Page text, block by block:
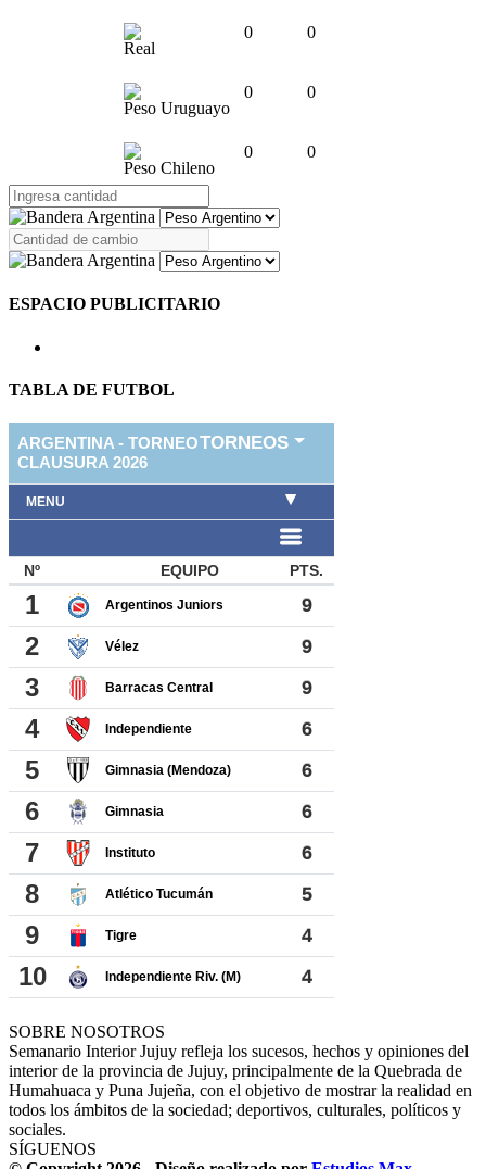
Real
0 0
Peso Uruguayo
0 0
Peso Chileno
0 0
ESPACIO PUBLICITARIO
TABLA DE FUTBOL
SOBRE NOSOTROS
Semanario Interior Jujuy refleja los sucesos, hechos y opiniones del
interior de la provincia de Jujuy, principalmente de la Quebrada de
Humahuaca y Puna Jujeña, con el objetivo de mostrar la realidad en
todos los ámbitos de la sociedad; deportivos, culturales, políticos y
sociales.
SÍGUENOS